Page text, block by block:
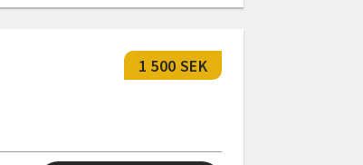
1 500 SEK